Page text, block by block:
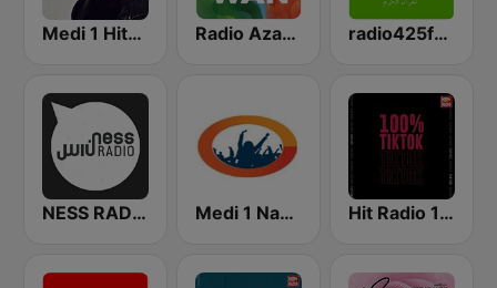
Medi 1 Hits (ميدى1 هيتس) Radio Azawan radio425fm2
NESS RADIO (ناس راديو) Medi 1 Nayda (ميدي 1 نايدا) Hit Radio 100% TikTok (هيت راديو)